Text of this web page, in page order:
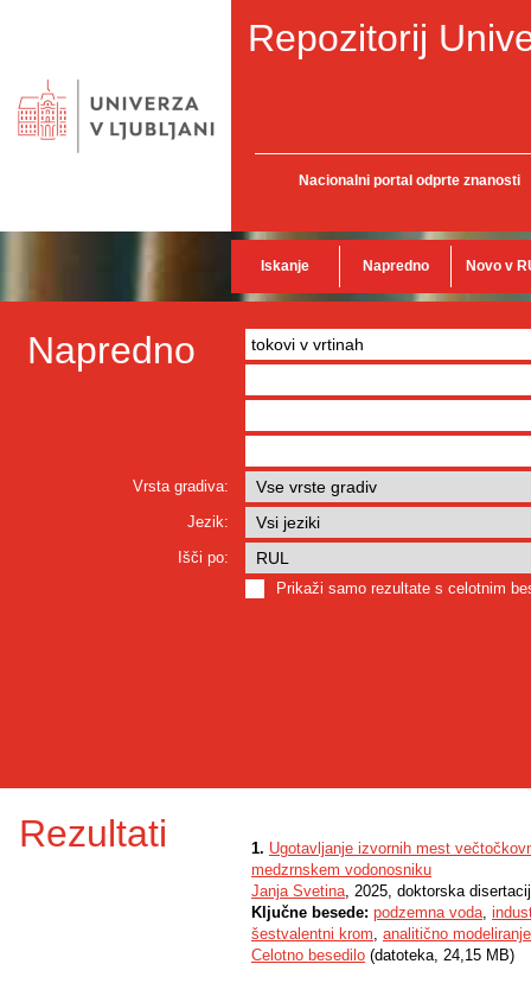
Repozitorij
Nacionalni portal odprte znanosti
Iskanje Napredno Novo v
Napredno
Vrsta gradiva:
Jezik:
Išči po:
Prikaži samo rezultate s celotnim
Rezultati 1. Ugotavljanje izvornih mest
medzrnskem vodonosniku
Janja Svetina, 2025, doktorska
Ključne besede: podzemna voda,
šestvalentni krom, analitično modeliranje
Celotno besedilo (datoteka, 24,15 MB)